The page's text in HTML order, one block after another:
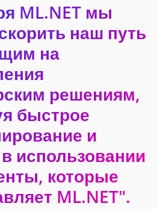
ML.NET мы
наш путь
на
решениям,
быстрое
и
использовании
которые
ML.NET".